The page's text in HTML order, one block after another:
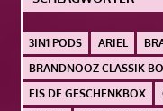
3IN1 PODS ARIEL
BRANDNOOZ CLASSIK
EIS.DE GESCHENKBOX